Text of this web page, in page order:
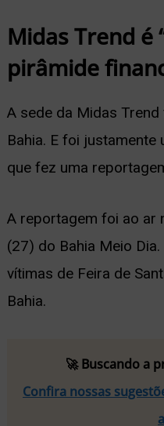
Midas Trend é
pirâmide
A sede da Midas
Bahia. E foi justamente
que fez uma
A reportagem foi ao ar
(27) do Bahia Meio
vítimas de Feira de
Bahia.
🚀 Buscando a
Confira nossas